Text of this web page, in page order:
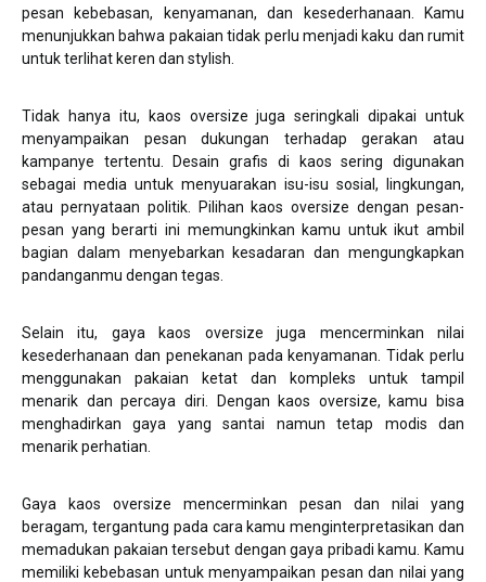
pesan kebebasan, kenyamanan, dan kesederhanaan. Kamu
menunjukkan bahwa pakaian tidak perlu menjadi kaku dan rumit
untuk terlihat keren dan stylish.
Tidak hanya itu, kaos oversize juga seringkali dipakai untuk
menyampaikan pesan dukungan terhadap gerakan atau
kampanye tertentu. Desain grafis di kaos sering digunakan
sebagai media untuk menyuarakan isu-isu sosial, lingkungan,
atau pernyataan politik. Pilihan kaos oversize dengan pesan-
pesan yang berarti ini memungkinkan kamu untuk ikut ambil
bagian dalam menyebarkan kesadaran dan mengungkapkan
pandanganmu dengan tegas.
Selain itu, gaya kaos oversize juga mencerminkan nilai
kesederhanaan dan penekanan pada kenyamanan. Tidak perlu
menggunakan pakaian ketat dan kompleks untuk tampil
menarik dan percaya diri. Dengan kaos oversize, kamu bisa
menghadirkan gaya yang santai namun tetap modis dan
menarik perhatian.
Gaya kaos oversize mencerminkan pesan dan nilai yang
beragam, tergantung pada cara kamu menginterpretasikan dan
memadukan pakaian tersebut dengan gaya pribadi kamu. Kamu
memiliki kebebasan untuk menyampaikan pesan dan nilai yang